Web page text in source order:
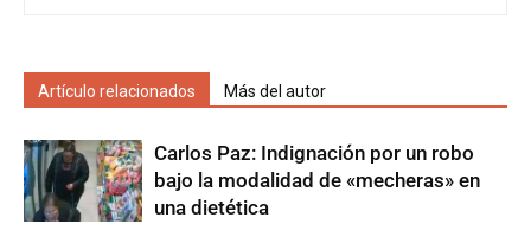
Artículo relacionados Más del autor
Carlos Paz: Indignación por un robo
bajo la modalidad de «mecheras» en
una dietética